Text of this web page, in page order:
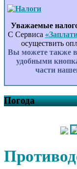
Уважаемые
С Сервиса
осуществить
Вы можете также
удобными
части
Погода